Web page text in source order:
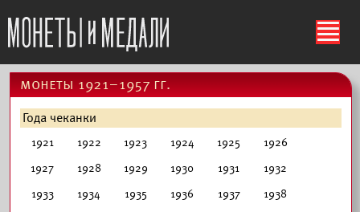
ś
монеты 1921–1957 гг.
Года чеканки
1921 1922 1923 1924 1925
1926
1927
1928 1929 1930 1931
1932
1933
1934 1935 1936 1937
1938